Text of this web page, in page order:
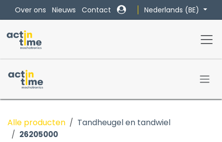
Overslaan naar inhoud
Over ons Nieuws Contact Nederlands (BE)
Alle producten Tandheugel en tandwiel
26205000